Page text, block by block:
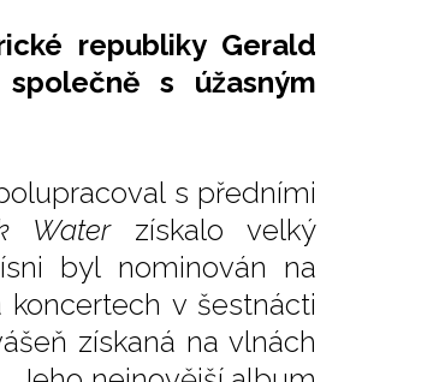
republiky Gerald
s úžasným
s předními
Waterzískalo velký
byl nominován na
v šestnácti
získaná na vlnách